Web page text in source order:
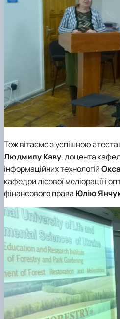
Тож вітаємо з успішною
Людмилу Каву, доцента
інформаційних технологій
кафедри лісової меліорації і
фінансового права Юлію